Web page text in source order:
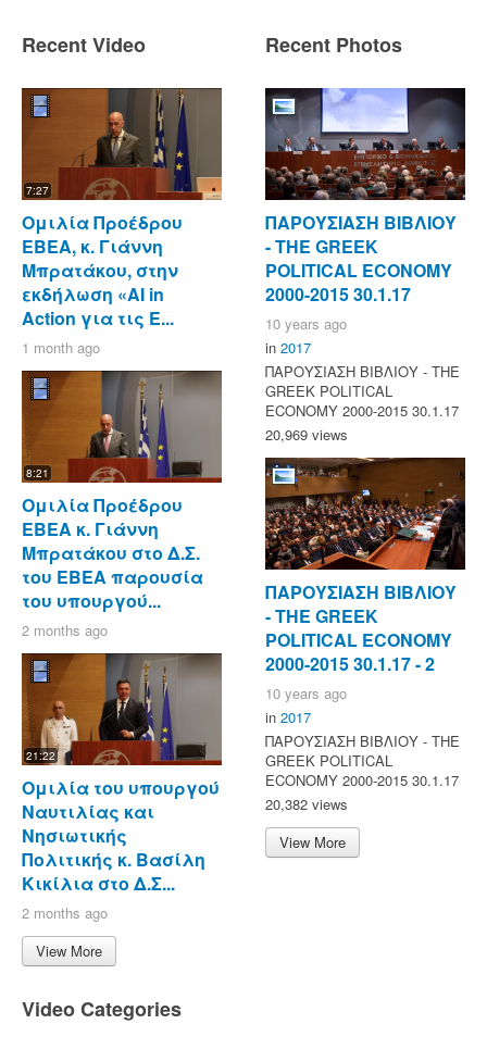
Recent Video
7:27
Ομιλία Προέδρου
ΕΒΕΑ, κ. Γιάννη
Μπρατάκου, στην
εκδήλωση «AI in
Action για τις Ε...
1 month ago
8:21
Ομιλία Προέδρου
ΕΒΕΑ κ. Γιάννη
Μπρατάκου στο Δ.Σ.
του ΕΒΕΑ παρουσία
του υπουργού...
2 months ago
21:22
Ομιλία του υπουργού
Ναυτιλίας και
Νησιωτικής
Πολιτικής κ. Βασίλη
Κικίλια στο Δ.Σ...
2 months ago
View More
Video Categories
Recent Photos
ΠΑΡΟΥΣΙΑΣΗ ΒΙΒΛΙΟΥ
- ΤΗΕ GREEK
POLITICAL ECONOMY
2000-2015 30.1.17
10 years ago
in 2017
ΠΑΡΟΥΣΙΑΣΗ ΒΙΒΛΙΟΥ - ΤΗΕ
GREEK POLITICAL
ECONOMY 2000-2015 30.1.17
20,969 views
ΠΑΡΟΥΣΙΑΣΗ ΒΙΒΛΙΟΥ
- ΤΗΕ GREEK
POLITICAL ECONOMY
2000-2015 30.1.17 - 2
10 years ago
in 2017
ΠΑΡΟΥΣΙΑΣΗ ΒΙΒΛΙΟΥ - ΤΗΕ
GREEK POLITICAL
ECONOMY 2000-2015 30.1.17
20,382 views
View More